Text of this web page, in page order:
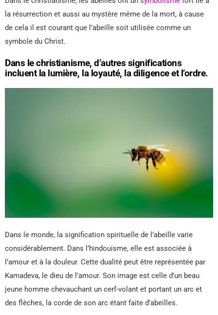
la résurrection et aussi au mystère même de la mort, à cause
de cela il est courant que l’abeille soit utilisée comme un
symbole du Christ.
Dans le christianisme, d’autres significations
incluent la lumière, la loyauté, la diligence et l’ordre.
Dans le monde, la signification spirituelle de l’abeille varie
considérablement. Dans l’hindouisme, elle est associée à
l’amour et à la douleur. Cette dualité peut être représentée par
Kamadeva, le dieu de l’amour. Son image est celle d’un beau
jeune homme chevauchant un cerf-volant et portant un arc et
des flèches, la corde de son arc étant faite d’abeilles.